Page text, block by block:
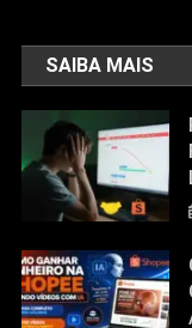
SAIBA MAIS